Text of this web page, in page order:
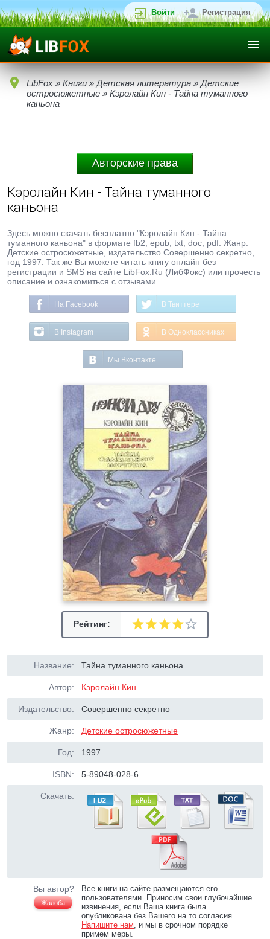
Войти Регистрация
LibFox » Книги » Детская литература » Детские
остросюжетные » Кэролайн Кин - Тайна туманного
каньона
Авторские права
Кэролайн Кин - Тайна туманного
каньона
Здесь можно скачать бесплатно "Кэролайн Кин - Тайна
туманного каньона" в формате fb2, epub, txt, doc, pdf. Жанр:
Детские остросюжетные, издательство Совершенно секретно,
год 1997. Так же Вы можете читать книгу онлайн без
регистрации и SMS на сайте LibFox.Ru (ЛибФокс) или прочесть
описание и ознакомиться с отзывами.
На Facebook В Твиттере
В Instagram В Одноклассниках
Мы Вконтакте
Рейтинг:
Название: Тайна туманного каньона
Автор: Кэролайн Кин
Издательство: Совершенно секретно
Жанр: Детские остросюжетные
Год: 1997
ISBN: 5-89048-028-6
Скачать:
Вы автор?
Жалоба
Все книги на сайте размещаются его
пользователями. Приносим свои глубочайшие
извинения, если Ваша книга была
опубликована без Вашего на то согласия.
Напишите нам, и мы в срочном порядке
примем меры.